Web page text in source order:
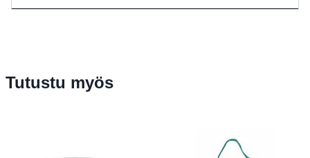
Tutustu myös